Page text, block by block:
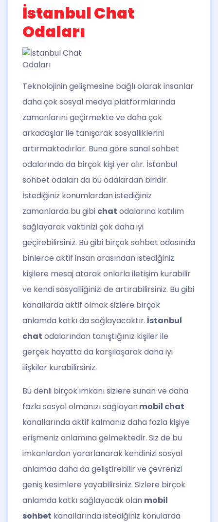
İstanbul Chat
Odaları
Teknolojinin gelişmesine bağlı olarak insanlar
daha çok sosyal medya platformlarında
zamanlarını geçirmekte ve daha çok
arkadaşlar ile tanışarak sosyalliklerini
artırmaktadırlar. Buna göre sanal sohbet
odalarında da birçok kişi yer alır. İstanbul
sohbet odaları da bu odalardan biridir.
İstediğiniz konumlardan istediğiniz
zamanlarda bu gibi chat odalarına katılım
sağlayarak vaktinizi çok daha iyi
geçirebilirsiniz. Bu gibi birçok sohbet odasında
binlerce aktif insan arasından istediğiniz
kişilere mesaj atarak onlarla iletişim kurabilir
ve kendi sosyalliğinizi de artırabilirsiniz. Bu gibi
kanallarda aktif olmak sizlere birçok
anlamda katkı da sağlayacaktır. İstanbul
chat odalarından tanıştığınız kişiler ile
gerçek hayatta da karşılaşarak daha iyi
ilişkiler kurabilirsiniz.
Bu denli birçok imkanı sizlere sunan ve daha
fazla sosyal olmanızı sağlayanmobil chat
kanallarında aktif kalmanız daha fazla kişiye
erişmeniz anlamına gelmektedir. Siz de bu
imkanlardan yararlanarak kendinizi sosyal
anlamda daha da geliştirebilir ve çevrenizi
geniş kesimlere yayabilirsiniz. Sizlere birçok
anlamda katkı sağlayacak olan mobil
sohbet kanallarında istediğiniz konularda